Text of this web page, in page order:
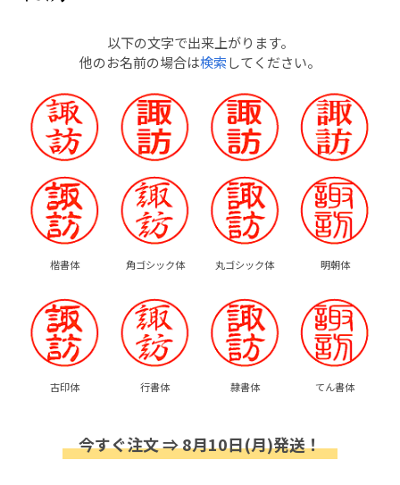
以下の文字で出来上がります。
他のお名前の場合は検索してください。
楷書体 角ゴシック体 丸ゴシック体 明朝体
古印体 行書体 隷書体 てん書体
今すぐ注文 ⇒ 8月10日(月)発送！